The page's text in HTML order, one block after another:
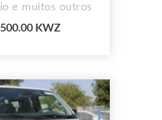
e muitos outros
KWZ